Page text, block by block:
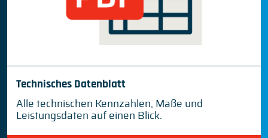
Technisches Datenblatt
Alle technischen Kennzahlen, Maße und
Leistungsdaten auf einen Blick.